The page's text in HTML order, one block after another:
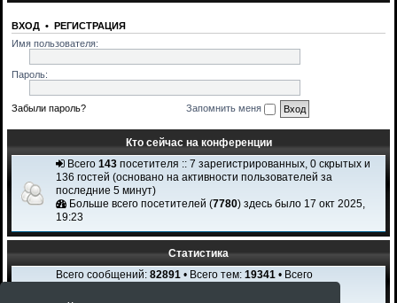
ВХОД • РЕГИСТРАЦИЯ
Имя пользователя:
Пароль:
Забыли пароль? Запомнить меня
Кто сейчас на конференции
Всего 143 посетителя :: 7 зарегистрированных, 0 скрытых и
136 гостей (основано на активности пользователей за
последние 5 минут)
Больше всего посетителей (7780) здесь было 17 окт 2025,
19:23
Статистика
Всего сообщений: 82891 • Всего тем: 19341 • Всего